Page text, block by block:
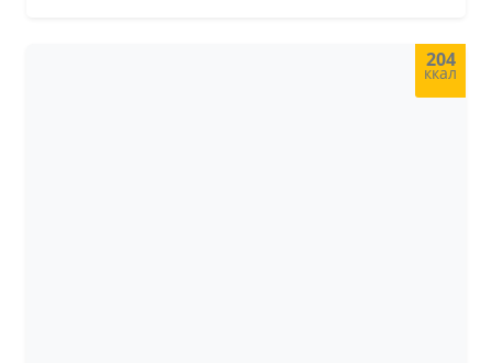
204
ккал